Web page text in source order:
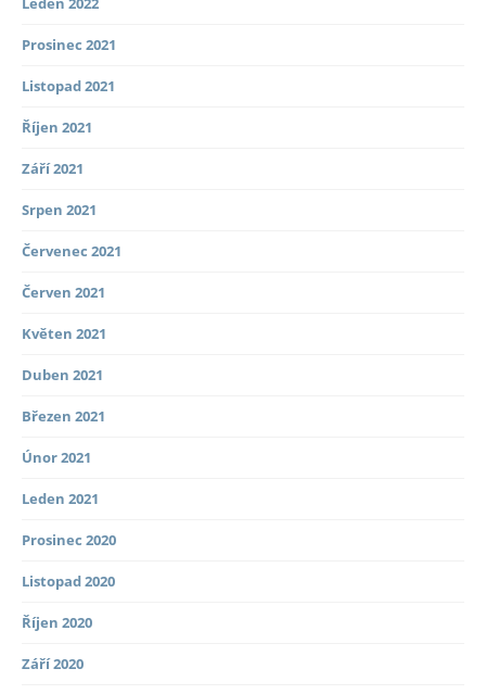
Prosinec 2021
Listopad 2021
Říjen 2021
Září 2021
Srpen 2021
Červenec 2021
Červen 2021
Květen 2021
Duben 2021
Březen 2021
Únor 2021
Leden 2021
Prosinec 2020
Listopad 2020
Říjen 2020
Září 2020